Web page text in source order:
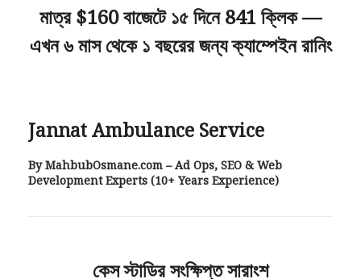
মাত্র $160 বাজেটে ১৫ দিনে 841 ক্লিক —
এখন ৬ মাস থেকে ১ বছরের জন্য ক্যাম্পেইন রানিং
Jannat Ambulance Service
By MahbubOsmane.com – Ad Ops, SEO & Web
Development Experts (10+ Years Experience)
কেস স্টাডির সংক্ষিপ্ত সারাংশ